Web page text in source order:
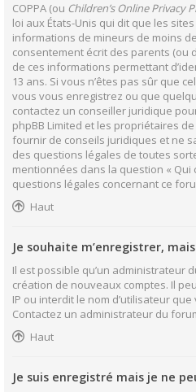
COPPA (ou Children’s Online Privacy
loi aux États-Unis qui dit que les
informations de mineurs de moins
consentement écrit des parents (ou
de ces informations permettant
13 ans. Si vous n’êtes pas sûr que
vous vous enregistrez ou que
contactez un conseiller juridique
phpBB Limited et les propriétaires
fournir de conseils juridiques et ne
des questions légales de toutes
mentionnées dans la question «
questions légales concernant ce
Haut
Je souhaite m’enregistrer,
Il est possible qu’un administrateur
création de nouveaux comptes. Il
IP ou interdit le nom d’utilisateur
Contactez un administrateur du
Haut
Je suis enregistré mais je ne